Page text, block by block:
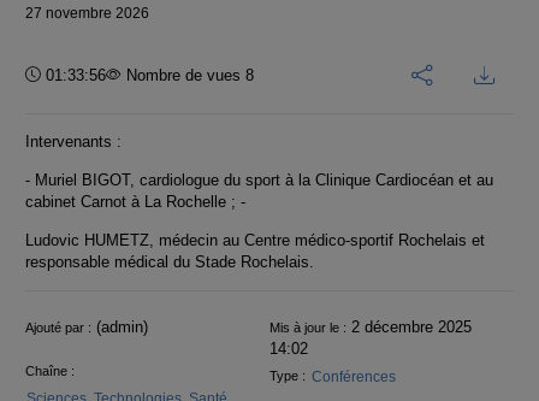
27 novembre 2026
Durée :
01:33:56 Nombre de vues 8
Intervenants :
- Muriel BIGOT, cardiologue du sport à la Clinique Cardiocéan et au
cabinet Carnot à La Rochelle ; -
Ludovic HUMETZ, médecin au Centre médico-sportif Rochelais et
responsable médical du Stade Rochelais.
Informations
Ajouté par : (admin) Mis à jour le : 2 décembre 2025
14:02
Chaîne : Type : Conférences